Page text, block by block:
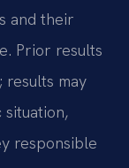
and their
Prior results
results may
responsible